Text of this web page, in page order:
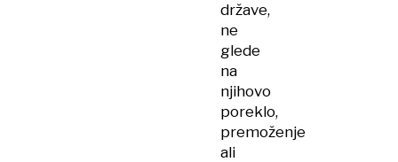
države,
ne
glede
na
njihovo
poreklo,
premoženje
ali